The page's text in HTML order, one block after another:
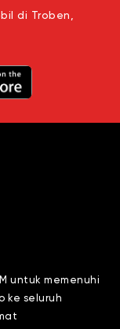
di Troben,
untuk memenuhi
ke seluruh